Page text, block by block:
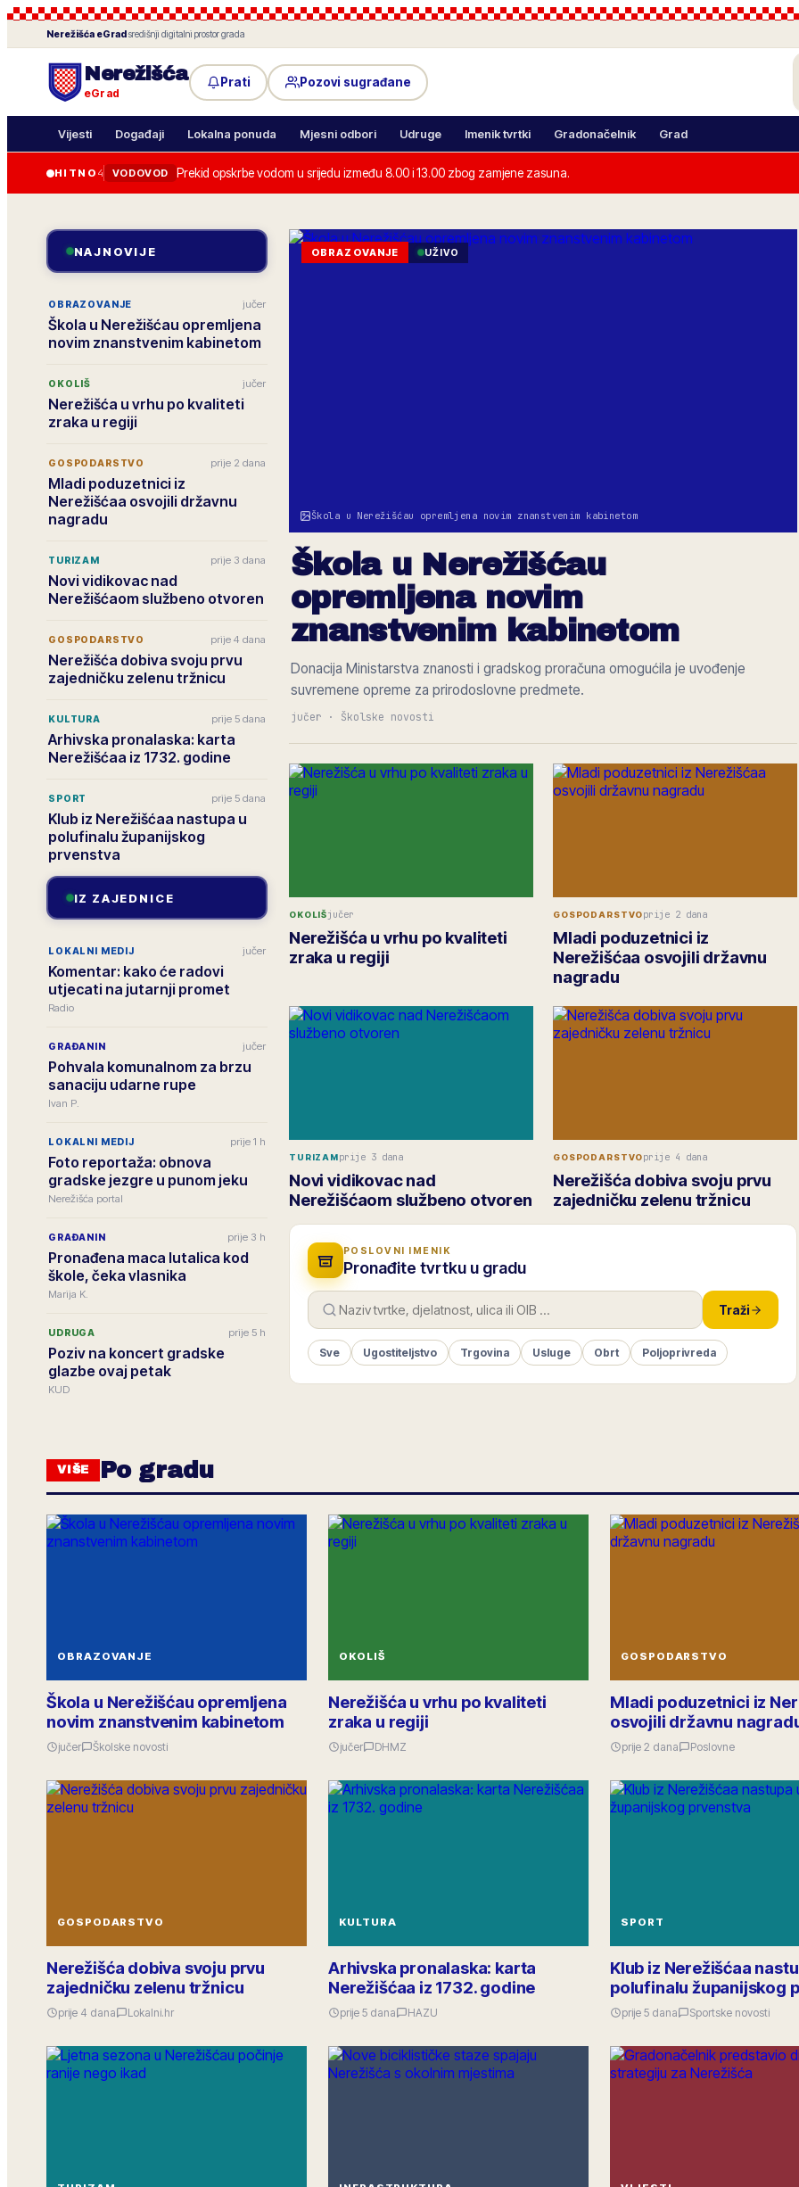
Nerežišća eGradsredišnji digitalni prostor grada
Nerežišća
eGrad
Prati Pozovi sugrađane
Vijesti Događaji Lokalna ponuda Mjesni odbori Udruge Imenik tvrtki Gradonačelnik Grad
HITNO 4 VODOVOD Prekid opskrbe vodom u srijedu između 8.00 i 13.00 zbog zamjene zasuna.
NAJNOVIJE
OBRAZOVANJE jučer
Škola u Nerežišćau opremljena
novim znanstvenim kabinetom
OKOLIŠ jučer
Nerežišća u vrhu po kvaliteti
zraka u regiji
GOSPODARSTVO prije 2 dana
Mladi poduzetnici iz
Nerežišćaa osvojili državnu
nagradu
TURIZAM prije 3 dana
Novi vidikovac nad
Nerežišćaom službeno otvoren
GOSPODARSTVO prije 4 dana
Nerežišća dobiva svoju prvu
zajedničku zelenu tržnicu
KULTURA prije 5 dana
Arhivska pronalaska: karta
Nerežišćaa iz 1732. godine
SPORT prije 5 dana
Klub iz Nerežišćaa nastupa u
polufinalu županijskog
prvenstva
IZ ZAJEDNICE
LOKALNI MEDIJ jučer
Komentar: kako će radovi
utjecati na jutarnji promet
Radio
GRAĐANIN jučer
Pohvala komunalnom za brzu
sanaciju udarne rupe
Ivan P.
LOKALNI MEDIJ prije 1 h
Foto reportaža: obnova
gradske jezgre u punom jeku
Nerežišća portal
GRAĐANIN prije 3 h
Pronađena maca lutalica kod
škole, čeka vlasnika
Marija K.
UDRUGA prije 5 h
Poziv na koncert gradske
glazbe ovaj petak
KUD
Škola u Nerežišćau opremljena novim znanstvenim kabinetom
OBRAZOVANJE UŽIVO
Škola u Nerežišćau
opremljena novim
znanstvenim kabinetom
Donacija Ministarstva znanosti i gradskog proračuna omogućila je uvođenje
suvremene opreme za prirodoslovne predmete.
jučer · Školske novosti
OKOLIŠjučer
Nerežišća u vrhu po kvaliteti
zraka u regiji
GOSPODARSTVOprije 2 dana
Mladi poduzetnici iz
Nerežišćaa osvojili državnu
nagradu
TURIZAMprije 3 dana
Novi vidikovac nad
Nerežišćaom službeno otvoren
GOSPODARSTVOprije 4 dana
Nerežišća dobiva svoju prvu
zajedničku zelenu tržnicu
POSLOVNI IMENIK
Pronađite tvrtku u gradu
Traži
Sve Ugostiteljstvo Trgovina Usluge Obrt Poljoprivreda
VIŠE Po gradu
OBRAZOVANJE
Škola u Nerežišćau opremljena
novim znanstvenim kabinetom
jučer Školske novosti
OKOLIŠ
Nerežišća u vrhu po kvaliteti
zraka u regiji
jučer DHMZ
GOSPODARSTVO
Mladi poduzetnici iz
osvojili državnu
prije 2 dana Poslovne
GOSPODARSTVO
Nerežišća dobiva svoju prvu
zajedničku zelenu tržnicu
prije 4 dana Lokalni.hr
KULTURA
Arhivska pronalaska: karta
Nerežišćaa iz 1732. godine
prije 5 dana HAZU
SPORT
Klub iz Nerežišćaa
polufinalu županijskog
prije 5 dana Sportske novosti